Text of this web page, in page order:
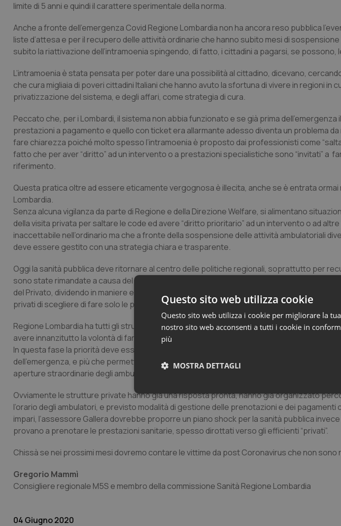
limite di 5 anni e quindi il carattere sperimentale della norma.
Anche a fronte dell’emergenza Covid Regione Lombardia non ha ancora reso pubblica
liste d’attesa e per il recupero delle attività ordinarie che hanno subito mesi di
subito la riattivazione dell’intramoenia spingendo, di fatto, i cittadini a pagarsi, se possono,
L’intramoenia è stata pensata per poter dare una possibilità al cittadino, dicevano,
che cura migliaia di poveri cittadini Italiani che hanno avuto la sfortuna di vivere in regioni in
privatizzazione del sistema, e degli affari, come strategia di cura.
Peccato che, per i Lombardi, il sistema non abbia funzionato e se già prima dell’emergenza
prestazioni a pagamento e quello con ticket era allarmante adesso diventa un problema
fare chiarezza poiché molto spesso l’intramoenia è proposto dai professionisti come
fatto che per aver “diritto” ad un intervento o a prestazioni specialistiche sono “invitati” a
riferimento.
Questa pratica oltre ad essere eticamente vergognosa è illecita, anche se è entrata ormai
Lombardia.
Senza alcuna vigilanza da parte di Regione e della Direzione Welfare, si alimentano
della visita privata per saltare le code ed avere “diritto prioritario” ad un intervento o ad
inaccettabile nell’ordinario ma che a fronte della sospensione delle attività ambulatoriali
deve essere gestito con una strategia chiara e trasparente.
Oggi la sanità pubblica deve ritornare al centro delle politiche regionali, soprattutto per
sono state rimandate a causa del Covid-19, ma questo sarà possibile solo se il servizio
del Privato, dividendo in maniere equa e sostenibile le varie prestazioni – in base al Drg- ed
privati di scegliere di fare solo le prestazioni, per loro, più convenienti.
Regione Lombardia ha tutti gli strumenti utili e le strutture necessarie per gestire al
avere innanzitutto la volontà di far funzionare i servizi pubblici ed una strategia chiara e
In questa fase la priorità deve essere il “recupero” delle prestazioni ambulatoriali che sono
dell’emergenza, e più che permettere ai medici di offrire prestazioni private, utilizzando
aperture straordinarie degli ambulatori, un piano di assunzioni e un monitoraggio delle liste
Ovviamente le strutture private hanno già una risposta pronta, hanno già organizzato
l’orario degli ambulatori, e previsto modalità di gestione delle prenotazioni e dei
impari, l’assessore Gallera dovrebbe proporre un piano shock per la sanità pubblica invece
provano a prenotare le prestazioni sanitarie, spesso dirottati verso gli efficienti “privati”.
Chissà se nei prossimi mesi dovremo contare le vittime da post Coronavirus che non sono
Gregorio Mammì
Consigliere regionale M5S e membro della commissione Sanità Regione Lombardia
04 Giugno 2020
Questo sito web utilizza cookie
Questo sito web utilizza i cookie per migliorare la
nostro sito web acconsenti a tutti i cookie in
più
MOSTRA DETTAGLI
Necessari
I cookie necessari contribuiscono a rendere fruibile il sito web
e l'accesso alle aree protette del sito. Il sito web non è in grado di